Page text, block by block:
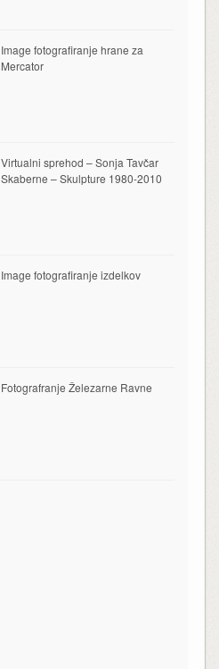
Image fotografiranje hrane za
Mercator
Virtualni sprehod – Sonja Tavčar
Skaberne – Skulpture 1980-2010
Image fotografiranje izdelkov
Fotografranje Železarne Ravne